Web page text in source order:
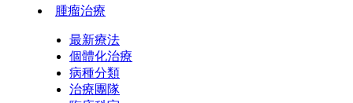
腫瘤治療
最新療法
個體化治療
病種分類
治療團隊